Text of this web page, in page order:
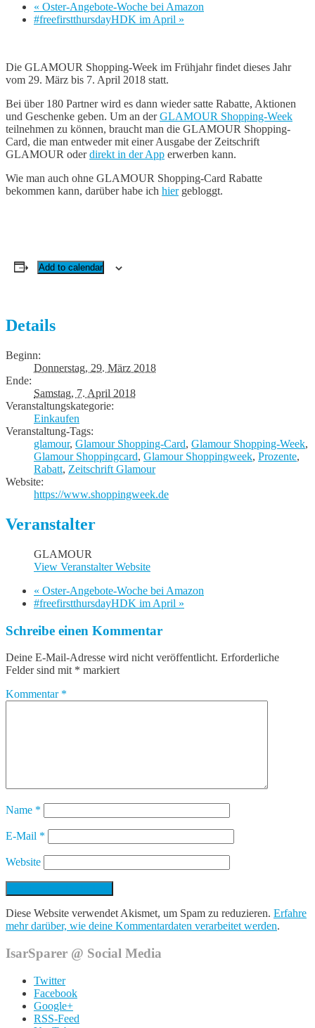
« Oster-Angebote-Woche bei Amazon
#freefirstthursdayHDK im April »
Die GLAMOUR Shopping-Week im Frühjahr findet dieses Jahr
vom 29. März bis 7. April 2018 statt.
Bei über 180 Partner wird es dann wieder satte Rabatte, Aktionen
und Geschenke geben. Um an derGLAMOUR Shopping-Week
teilnehmen zu können, braucht man die GLAMOUR Shopping-
Card, die man entweder mit einer Ausgabe der Zeitschrift
GLAMOUR oderdirekt in der App erwerben kann.
Wie man auch ohne GLAMOUR Shopping-Card Rabatte
bekommen kann, darüber habe ich hiergebloggt.
Add to calendar
Details
Beginn:
Donnerstag, 29. März 2018
Ende:
Samstag, 7. April 2018
Veranstaltungskategorie:
Einkaufen
Veranstaltung-Tags:
glamour, Glamour Shopping-Card, Glamour Shopping-Week,
Glamour Shoppingcard, Glamour Shoppingweek, Prozente,
Rabatt, Zeitschrift Glamour
Website:
https://www.shoppingweek.de
Veranstalter
GLAMOUR
View Veranstalter Website
« Oster-Angebote-Woche bei Amazon
#freefirstthursdayHDK im April »
Schreibe einen Kommentar
Deine E-Mail-Adresse wird nicht veröffentlicht. Erforderliche
Felder sind mit * markiert
Kommentar *
Name *
E-Mail *
Website
Diese Website verwendet Akismet, um Spam zu reduzieren. Erfahre
mehr darüber, wie deine Kommentardaten verarbeitet werden.
IsarSparer @ Social Media
Twitter
Facebook
Google+
RSS-Feed